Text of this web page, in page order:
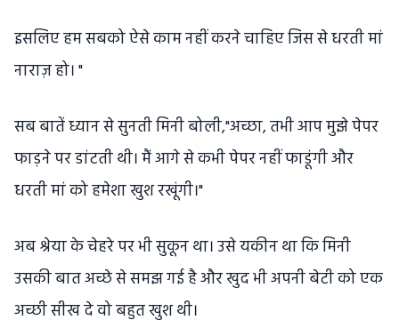
इसलिए हम सबको ऐसे काम नहीं करने चाहिए जिस से धरती मां
नाराज़ हो। "
सब बातें ध्यान से सुनती मिनी बोली,"अच्छा, तभी आप मुझे पेपर
फाड़ने पर डांटती थी। मैं आगे से कभी पेपर नहीं फाडूंगी और
धरती मां को हमेशा खुश रखूंगी।"
अब श्रेया के चेहरे पर भी सुकून था। उसे यकीन था कि मिनी
उसकी बात अच्छे से समझ गई है और खुद भी अपनी बेटी को एक
अच्छी सीख दे वो बहुत खुश थी।